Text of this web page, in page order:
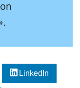
LinkedIn